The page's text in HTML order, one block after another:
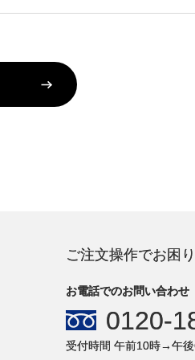
ご注文操作でお困
お電話でのお問い合わせ
0120-
受付時間 午前10時→午後